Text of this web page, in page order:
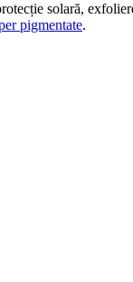
solară,
pigmentate.